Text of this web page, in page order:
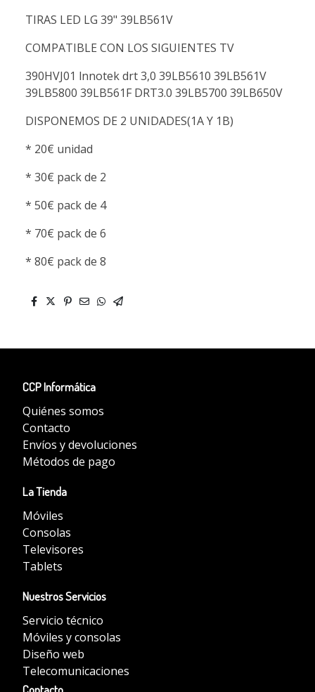
TIRAS LED LG 39" 39LB561V
COMPATIBLE CON LOS SIGUIENTES TV
390HVJ01 lnnotek drt 3,0 39LB5610 39LB561V
39LB5800 39LB561F DRT3.0 39LB5700 39LB650V
DISPONEMOS DE 2 UNIDADES(1A Y 1B)
* 20€ unidad
* 30€ pack de 2
* 50€ pack de 4
* 70€ pack de 6
* 80€ pack de 8
CCP Informática
Quiénes somos
Contacto
Envíos y devoluciones
Métodos de pago
La Tienda
Móviles
Consolas
Televisores
Tablets
Nuestros Servicios
Servicio técnico
Móviles y consolas
Diseño web
Telecomunicaciones
Contacto